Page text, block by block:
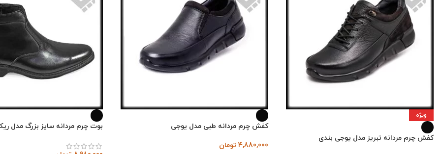
ویژه
کفش چرم مردانه تبریز مدل یوجی بندی
کفش چرم مردانه طبی مدل یوجی
4,880,000 تومان
بوت چرم مردانه سایز بزرگ مدل